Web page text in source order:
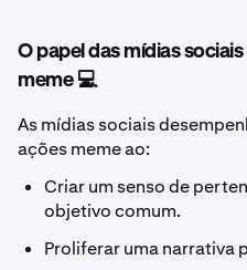
O papel das mídias
meme 💻
As mídias sociais
ações meme ao:
Criar um senso de
objetivo comum.
Proliferar uma narrativa